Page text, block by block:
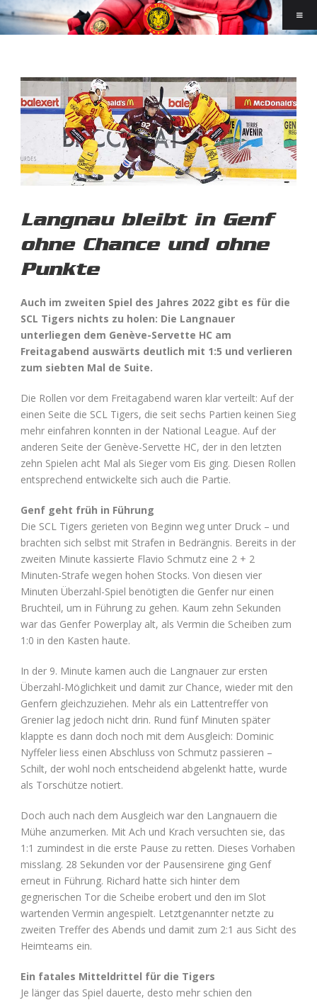
Langnau bleibt in Genf
ohne Chance und ohne
Punkte
Auch im zweiten Spiel des Jahres 2022 gibt es für die
SCL Tigers nichts zu holen: Die Langnauer
unterliegen dem Genève-Servette HC am
Freitagabend auswärts deutlich mit 1:5 und verlieren
zum siebten Mal de Suite.
Die Rollen vor dem Freitagabend waren klar verteilt: Auf der
einen Seite die SCL Tigers, die seit sechs Partien keinen Sieg
mehr einfahren konnten in der National League. Auf der
anderen Seite der Genève-Servette HC, der in den letzten
zehn Spielen acht Mal als Sieger vom Eis ging. Diesen Rollen
entsprechend entwickelte sich auch die Partie.
Genf geht früh in Führung
Die SCL Tigers gerieten von Beginn weg unter Druck – und
brachten sich selbst mit Strafen in Bedrängnis. Bereits in der
zweiten Minute kassierte Flavio Schmutz eine 2 + 2
Minuten-Strafe wegen hohen Stocks. Von diesen vier
Minuten Überzahl-Spiel benötigten die Genfer nur einen
Bruchteil, um in Führung zu gehen. Kaum zehn Sekunden
war das Genfer Powerplay alt, als Vermin die Scheiben zum
1:0 in den Kasten haute.
In der 9. Minute kamen auch die Langnauer zur ersten
Überzahl-Möglichkeit und damit zur Chance, wieder mit den
Genfern gleichzuziehen. Mehr als ein Lattentreffer von
Grenier lag jedoch nicht drin. Rund fünf Minuten später
klappte es dann doch noch mit dem Ausgleich: Dominic
Nyffeler liess einen Abschluss von Schmutz passieren –
Schilt, der wohl noch entscheidend abgelenkt hatte, wurde
als Torschütze notiert.
Doch auch nach dem Ausgleich war den Langnauern die
Mühe anzumerken. Mit Ach und Krach versuchten sie, das
1:1 zumindest in die erste Pause zu retten. Dieses Vorhaben
misslang. 28 Sekunden vor der Pausensirene ging Genf
erneut in Führung. Richard hatte sich hinter dem
gegnerischen Tor die Scheibe erobert und den im Slot
wartenden Vermin angespielt. Letztgenannter netzte zu
zweiten Treffer des Abends und damit zum 2:1 aus Sicht des
Heimteams ein.
Ein fatales Mitteldrittel für die Tigers
Je länger das Spiel dauerte, desto mehr schien den